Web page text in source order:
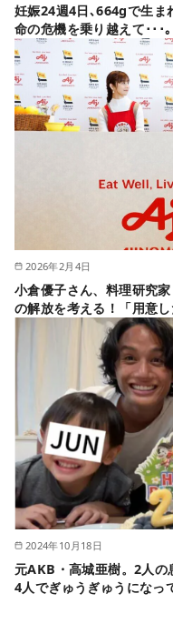
妊娠24週4日､664gで生ま
命の危機を乗り越えて･･･
2026年2月4日
小倉優子さん、料理研究
の解放を考える！「用意
2024年10月18日
元AKB・高城亜樹。2人の
4人でぎゅうぎゅうになっ